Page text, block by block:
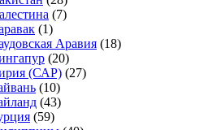
(7)
(1)
Аравия (18)
(20)
(САР) (27)
(10)
(43)
(59)